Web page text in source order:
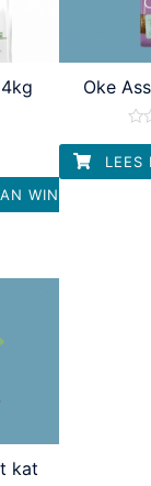
WINKELWAGEN
Oke
uit
5
LEES
kat